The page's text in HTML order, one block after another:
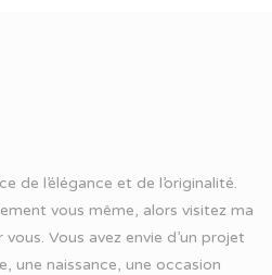
de l’élégance et de l’originalité.
vous même, alors visitez ma
Vous avez envie d’un projet
une naissance, une occasion